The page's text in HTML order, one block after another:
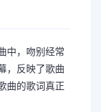
中，吻别经常
，反映了歌曲
曲的歌词真正